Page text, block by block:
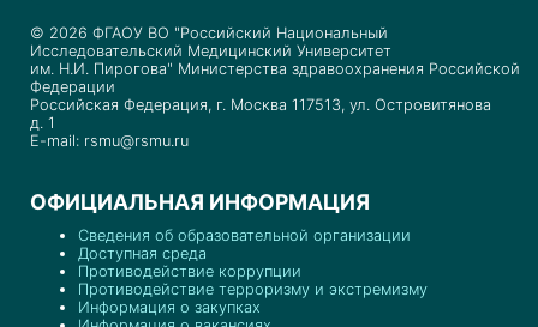
© 2026 ФГАОУ ВО "Российский Национальный
Исследовательский Медицинский Университет
им. Н.И. Пирогова" Министерства здравоохранения Российской
Федерации
Российская Федерация, г. Москва 117513, ул. Островитянова
д. 1
E-mail: rsmu@rsmu.ru
ОФИЦИАЛЬНАЯ ИНФОРМАЦИЯ
Сведения об образовательной организации
Доступная среда
Противодействие коррупции
Противодействие терроризму и экстремизму
Информация о закупках